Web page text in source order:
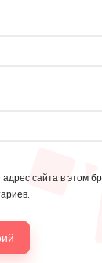
сайта в этом